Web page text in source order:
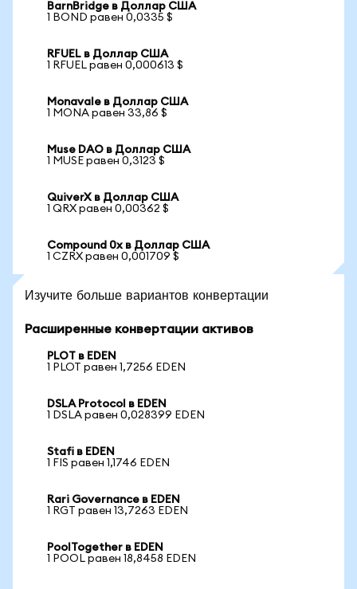
BarnBridge в Доллар США
1 BOND равен 0,0335 $
RFUEL в Доллар США
1 RFUEL равен 0,000613 $
Monavale в Доллар США
1 MONA равен 33,86 $
Muse DAO в Доллар США
1 MUSE равен 0,3123 $
QuiverX в Доллар США
1 QRX равен 0,00362 $
Compound 0x в Доллар США
1 CZRX равен 0,001709 $
Изучите больше вариантов конвертации
Расширенные конвертации активов
PLOT в EDEN
1 PLOT равен 1,7256 EDEN
DSLA Protocol в EDEN
1 DSLA равен 0,028399 EDEN
Stafi в EDEN
1 FIS равен 1,1746 EDEN
Rari Governance в EDEN
1 RGT равен 13,7263 EDEN
PoolTogether в EDEN
1 POOL равен 18,8458 EDEN